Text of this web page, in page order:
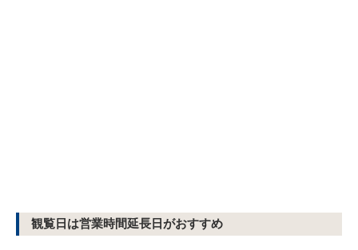
観覧日は営業時間延長日がおすすめ